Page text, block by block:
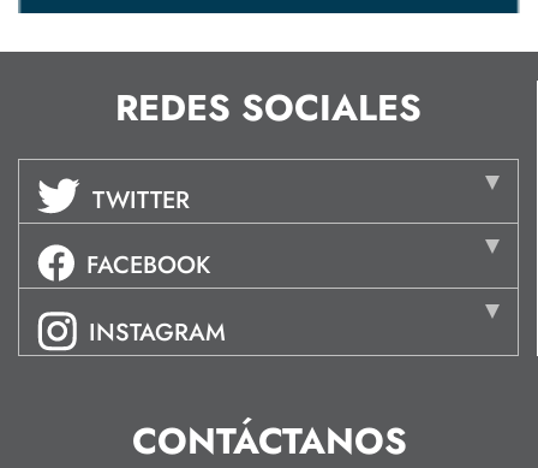
REDES SOCIALES
TWITTER
FACEBOOK
INSTAGRAM
CONTÁCTANOS